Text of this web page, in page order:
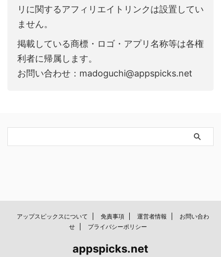
リに関するアフィリエイトリンクは設置してい
ません。
掲載している商標・ロゴ・アプリ名称等は各権
利者に帰属します。
お問い合わせ：madoguchi@appspicks.net
アップスピックスについて 免責事項 運営者情報
お問い合わ
せ
プライバシーポリシー
appspicks.net